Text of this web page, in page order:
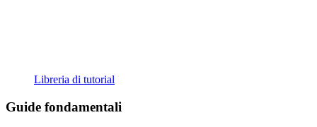
Libreria di tutorial
Guide fondamentali